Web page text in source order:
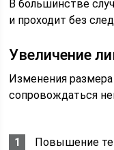
В большинстве
и проходит без
Увеличение
Изменения
сопровождаться
Повышение